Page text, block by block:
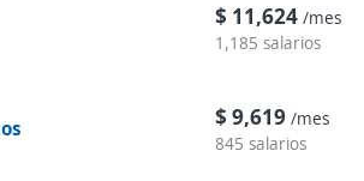
$ 11,624 /mes
1,185 salarios
$ 9,619 /mes
845 salarios